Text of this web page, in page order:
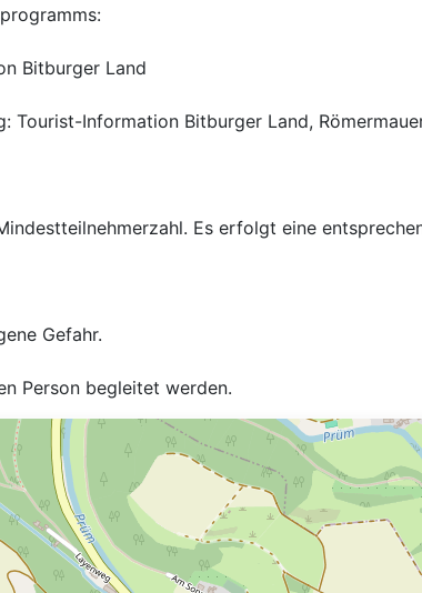
Bitburger Land
Tourist-Information Bitburger Land,
Es erfolgt eine
Gefahr.
Person begleitet werden.